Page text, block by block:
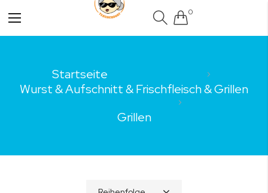
Navigation
umschalten
0
Startseite
Wurst & Aufschnitt & Frischfleisch & Grillen
Grillen